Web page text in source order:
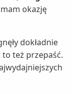
okazję
dokładnie
też przepaść.